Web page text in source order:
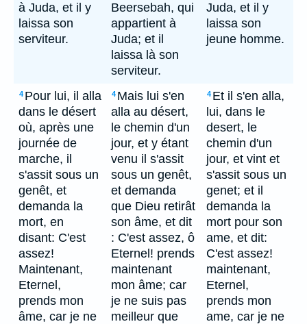
à Juda, et il y
laissa son
serviteur.
Beersebah, qui
appartient à
Juda; et il
laissa là son
serviteur.
Juda, et il y
laissa son
jeune homme.
4 Pour lui, il alla
dans le désert
où, après une
journée de
marche, il
s'assit sous un
genêt, et
demanda la
mort, en
disant: C'est
assez!
Maintenant,
Eternel,
prends mon
âme, car je ne
4 Mais lui s'en
alla au désert,
le chemin d'un
jour, et y étant
venu il s'assit
sous un genêt,
et demanda
que Dieu retirât
son âme, et dit
: C'est assez, ô
Eternel! prends
maintenant
mon âme; car
je ne suis pas
meilleur que
4 Et il s'en alla,
lui, dans le
desert, le
chemin d'un
jour, et vint et
s'assit sous un
genet; et il
demanda la
mort pour son
ame, et dit:
C'est assez!
maintenant,
Eternel,
prends mon
ame, car je ne